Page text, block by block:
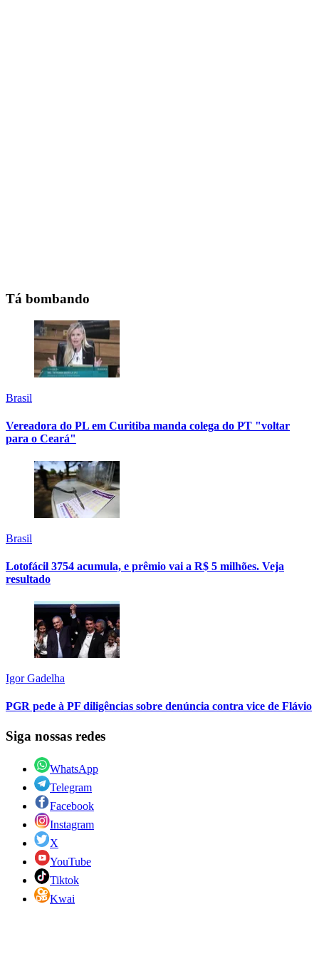
Tá bombando
Brasil
Vereadora do PL em Curitiba manda colega do PT "voltar
para o Ceará"
Brasil
Lotofácil 3754 acumula, e prêmio vai a R$ 5 milhões. Veja
resultado
Igor Gadelha
PGR pede à PF diligências sobre denúncia contra vice de Flávio
Siga nossas redes
WhatsApp
Telegram
Facebook
Instagram
X
YouTube
Tiktok
Kwai